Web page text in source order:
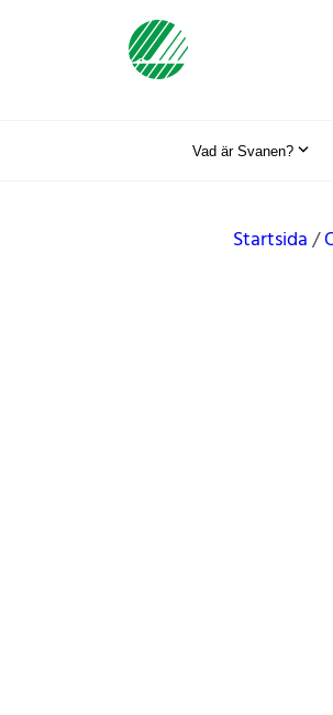
Vad är Svanen?
Startsida